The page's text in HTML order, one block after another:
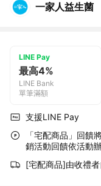
一家人益生菌
LINE Pay
最高4%
LINE Bank
單筆滿額
支援LINE Pay
「宅配商品」回饋
銷活動回饋依活動
[宅配商品]由收禮者